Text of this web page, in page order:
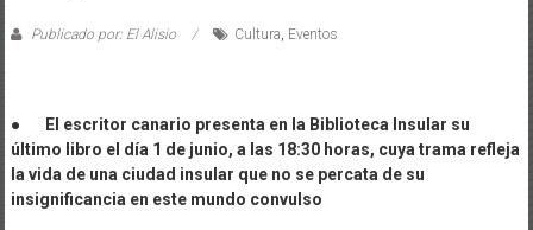
Publicado por: El Alisio Cultura Eventos
● El escritor canario presenta en la Biblioteca Insular su
último libro el día 1 de junio, a las 18:30 horas, cuya trama refleja
la vida de una ciudad insular que no se percata de su
insignificancia en este mundo convulso